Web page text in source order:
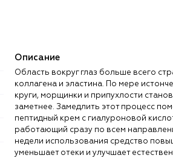
Описание
Область вокруг глаз больше всего
коллагена и эластина. По мере
круги, морщинки и припухлости
заметнее. Замедлить этот процесс
пептидный крем с гиалуроновой
работающий сразу по всем
недели использования средство
уменьшает отеки и улучшает